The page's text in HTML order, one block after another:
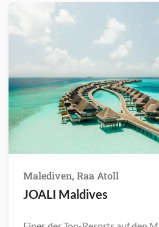
Malediven, Raa Atoll
JOALI Maldives